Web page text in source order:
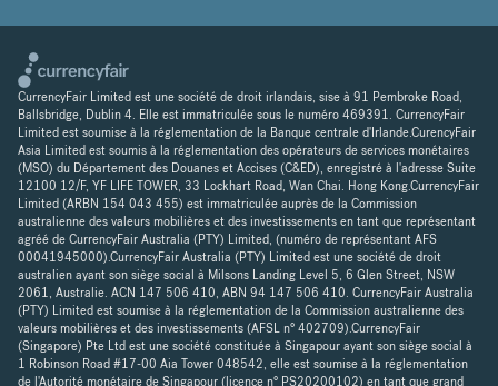
CurrencyFair Limited est une société de droit irlandais, sise à 91 Pembroke Road,
Ballsbridge, Dublin 4. Elle est immatriculée sous le numéro 469391. CurrencyFair
Limited est soumise à la réglementation de la Banque centrale d'Irlande.CurencyFair
Asia Limited est soumis à la réglementation des opérateurs de services monétaires
(MSO) du Département des Douanes et Accises (C&ED), enregistré à l'adresse Suite
12100 12/F, YF LIFE TOWER, 33 Lockhart Road, Wan Chai. Hong Kong.CurrencyFair
Limited (ARBN 154 043 455) est immatriculée auprès de la Commission
australienne des valeurs mobilières et des investissements en tant que représentant
agréé de CurrencyFair Australia (PTY) Limited, (numéro de représentant AFS
00041945000).CurrencyFair Australia (PTY) Limited est une société de droit
australien ayant son siège social à Milsons Landing Level 5, 6 Glen Street, NSW
2061, Australie. ACN 147 506 410, ABN 94 147 506 410. CurrencyFair Australia
(PTY) Limited est soumise à la réglementation de la Commission australienne des
valeurs mobilières et des investissements (AFSL n° 402709).CurrencyFair
(Singapore) Pte Ltd est une société constituée à Singapour ayant son siège social à
1 Robinson Road #17-00 Aia Tower 048542, elle est soumise à la réglementation
de l'Autorité monétaire de Singapour (licence n° PS20200102) en tant que grand